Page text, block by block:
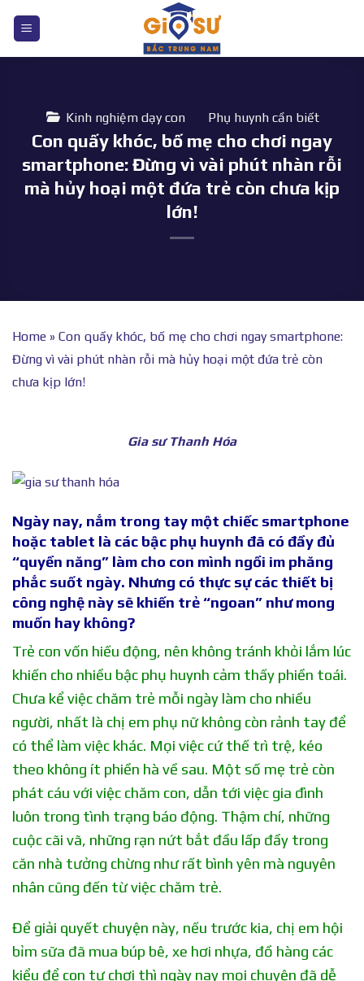
nội
Kinh nghiệm dạy con Phụ huynh cần biết
Con quấy khóc, bố mẹ cho chơi ngay
smartphone: Đừng vì vài phút nhàn rỗi
mà hủy hoại một đứa trẻ còn chưa kịp
lớn!
Home » Con quấy khóc, bố mẹ cho chơi ngay smartphone:
Đừng vì vài phút nhàn rỗi mà hủy hoại một đứa trẻ còn
chưa kịp lớn!
Gia sư Thanh Hóa
Ngày nay, nắm trong tay một chiếc smartphone
hoặc tablet là các bậc phụ huynh đã có đầy đủ
“quyền năng” làm cho con mình ngồi im phăng
phắc suốt ngày. Nhưng có thực sự các thiết bị
công nghệ này sẽ khiến trẻ “ngoan” như mong
muốn hay không?
Trẻ con vốn hiếu động, nên không tránh khỏi lắm lúc
khiến cho nhiều bậc phụ huynh cảm thấy phiền toái.
Chưa kể việc chăm trẻ mỗi ngày làm cho nhiều
người, nhất là chị em phụ nữ không còn rảnh tay để
có thể làm việc khác. Mọi việc cứ thế trì trệ, kéo
theo không ít phiền hà về sau. Một số mẹ trẻ còn
phát cáu với việc chăm con, dẫn tới việc gia đình
luôn trong tình trạng báo động. Thậm chí, những
cuộc cãi vã, những rạn nứt bắt đầu lấp đầy trong
căn nhà tưởng chừng như rất bình yên mà nguyên
nhân cũng đến từ việc chăm trẻ.
Để giải quyết chuyện này, nếu trước kia, chị em hội
bỉm sữa đã mua búp bê, xe hơi nhựa, đồ hàng các
kiểu để con tự chơi thì ngày nay mọi chuyện đã dễ